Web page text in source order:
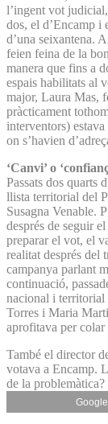
l’ingent vot
dos, el d’Encamp i
d’una seixantena.
feien feina de la
manera que fins a
espais habilitats al
major, Laura Mas,
pràcticament
interventors)
on s’havien
‘Canvi’ o
Passats dos quarts
llista territorial del
Susagna Venable.
després de seguir
preparar el vot, el
realitat després del
campanya parlant
continuació,
nacional i territorial
Torres i Maria
aprofitava per colar
També el director
votava a Encamp.
de la problemàtica?